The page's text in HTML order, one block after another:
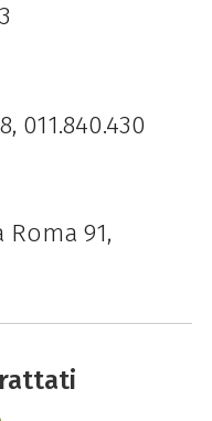
011.840.430
Roma 91,